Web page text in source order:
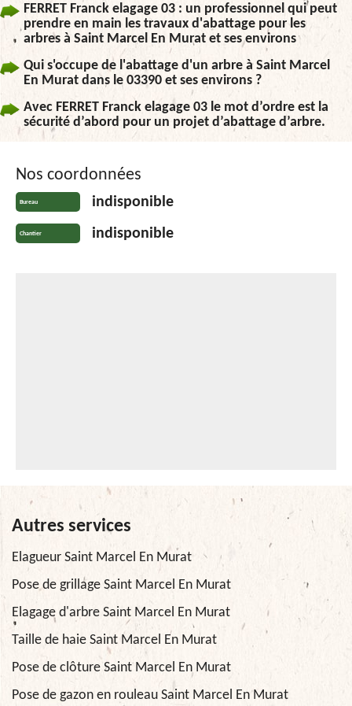
FERRET Franck elagage 03 : un professionnel qui peut
prendre en main les travaux d'abattage pour les
arbres à Saint Marcel En Murat et ses environs
Qui s'occupe de l'abattage d'un arbre à Saint Marcel
En Murat dans le 03390 et ses environs ?
Avec FERRET Franck elagage 03 le mot d’ordre est la
sécurité d’abord pour un projet d’abattage d’arbre.
Nos coordonnées
Bureau indisponible
Chantier indisponible
Autres services
Elagueur Saint Marcel En Murat
Pose de grillage Saint Marcel En Murat
Elagage d'arbre Saint Marcel En Murat
Taille de haie Saint Marcel En Murat
Pose de clôture Saint Marcel En Murat
Pose de gazon en rouleau Saint Marcel En Murat